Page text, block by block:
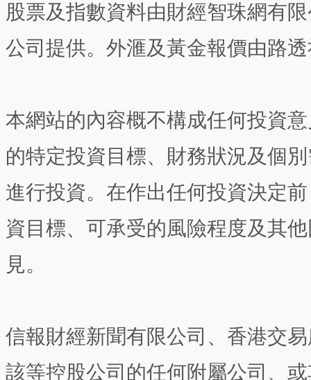
股票及指數資料由財經智珠網有
公司提供。外滙及黃金報價由路
本網站的內容概不構成任何投資
的特定投資目標、財務狀況及個
進行投資。在作出任何投資決定
資目標、可承受的風險程度及其
見。
信報財經新聞有限公司、香港交
該等控股公司的任何附屬公司、